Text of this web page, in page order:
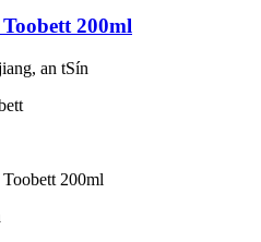
200ml
an tSín
200ml